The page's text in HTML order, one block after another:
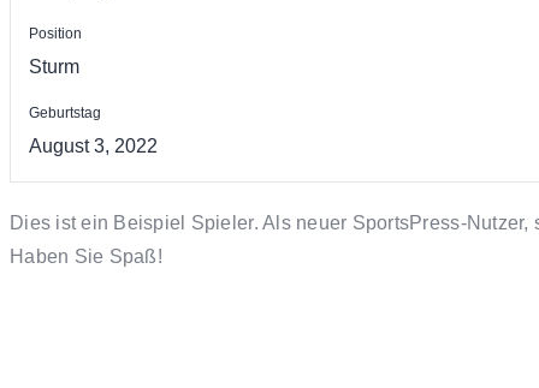
Position
Sturm
Geburtstag
August 3, 2022
Dies ist ein Beispiel Spieler. Als neuer SportsPress-
Haben Sie Spaß!